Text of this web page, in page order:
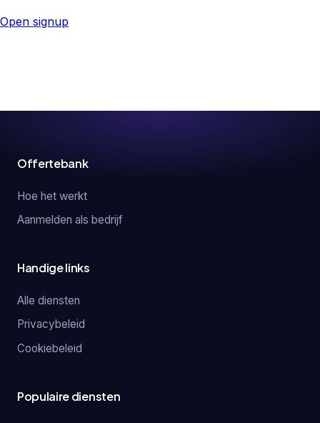
Open signup
Offertebank
Hoe het werkt
Aanmelden als bedrijf
Handige links
Alle diensten
Privacybeleid
Cookiebeleid
Populaire diensten